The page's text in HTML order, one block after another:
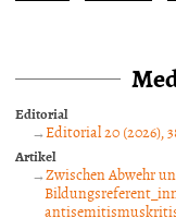
Editorial
Editorial 20 (2026),
Artikel
Zwischen Abwehr